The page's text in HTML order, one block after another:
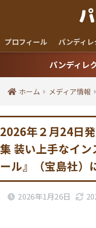
プロフィール パンディ
パンディレ
ホーム メディア情報
2026年２月24日
集 装い上手なイ
ール』（宝島社）
2026年1月26日